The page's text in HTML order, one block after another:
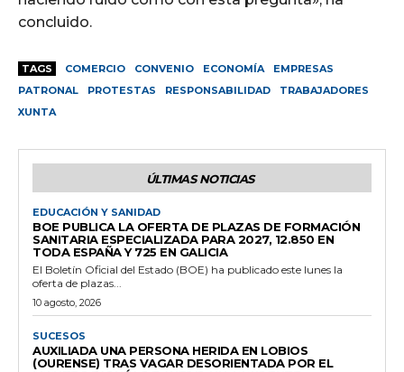
concluido.
TAGS COMERCIO CONVENIO ECONOMÍA
EMPRESAS
PATRONAL
PROTESTAS RESPONSABILIDAD
TRABAJADORES
XUNTA
ÚLTIMAS NOTICIAS
EDUCACIÓN Y SANIDAD
BOE PUBLICA LA OFERTA DE PLAZAS DE FORMACIÓN
SANITARIA ESPECIALIZADA PARA 2027, 12.850 EN
TODA ESPAÑA Y 725 EN GALICIA
El Boletín Oficial del Estado (BOE) ha publicado este lunes la
oferta de plazas...
10 agosto, 2026
SUCESOS
AUXILIADA UNA PERSONA HERIDA EN LOBIOS
(OURENSE) TRAS VAGAR DESORIENTADA POR EL